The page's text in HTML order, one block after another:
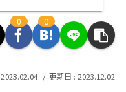
0 0
2023.02.04 2023.12.02